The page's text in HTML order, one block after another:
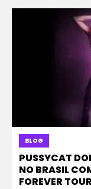
BLOG
PUSSYCAT
NO BRASIL
FOREVER